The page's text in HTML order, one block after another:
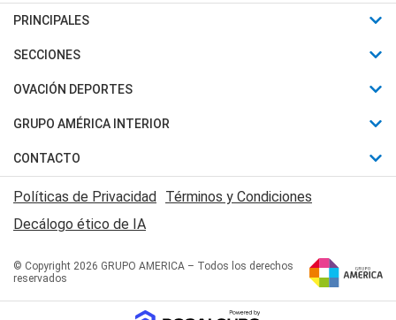
PRINCIPALES
Últimas Noticias
Política
Judiciales
Economia
SECCIONES
Horóscopo
Motores
Trucos caseros
Series y Películas
Edictos y Solicitadas
OVACIÓN DEPORTES
Fútbol
Mundial
Automovilismo
Rugby
Básquet
GRUPO AMÉRICA INTERIOR
Canal 7 en Vivo
San Juan 8
CONTACTO
Acerca de Nosotros
Contactanos
Políticas de Privacidad Términos y Condiciones
Decálogo ético de IA
© Copyright 2026 GRUPO AMERICA – Todos los derechos
reservados